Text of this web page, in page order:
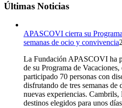
Últimas Noticias
APASCOVI cierra su
semanas de ocio y convivencia
La Fundación APASCOVI ha
de su Programa de
participado 70 personas con
disfrutando de tres semanas de
nuevas experiencias.
destinos elegidos para unos